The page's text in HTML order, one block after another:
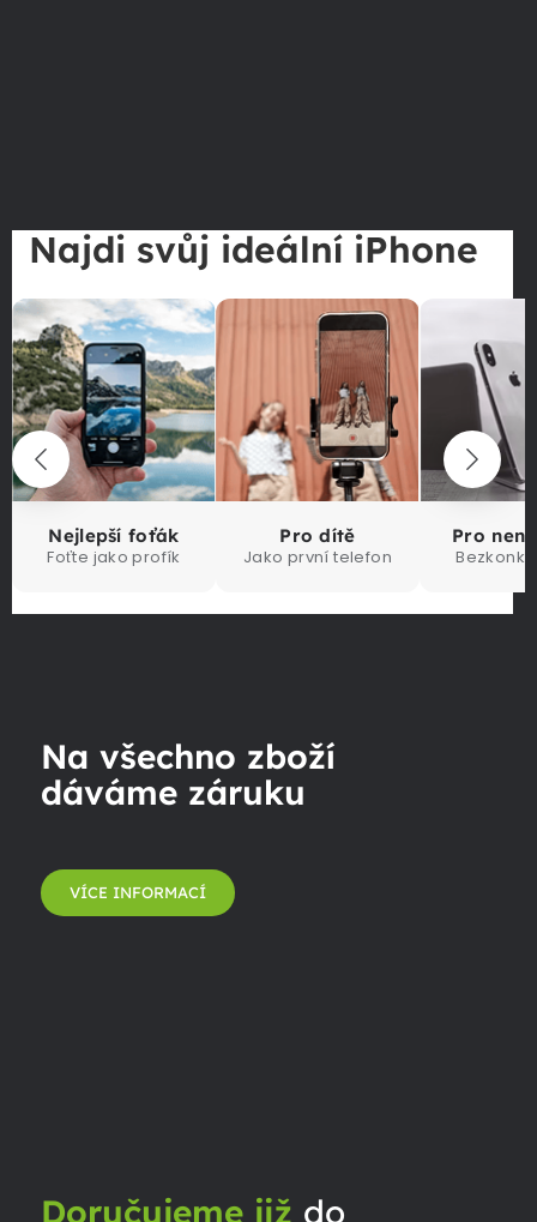
Najdi svůj ideální iPhone
Nejlepší foťák
Foťte jako profík
Pro dítě
Jako první telefon
Pro
Na všechno zboží
dáváme záruku
VÍCE INFORMACÍ
Doručujeme již do